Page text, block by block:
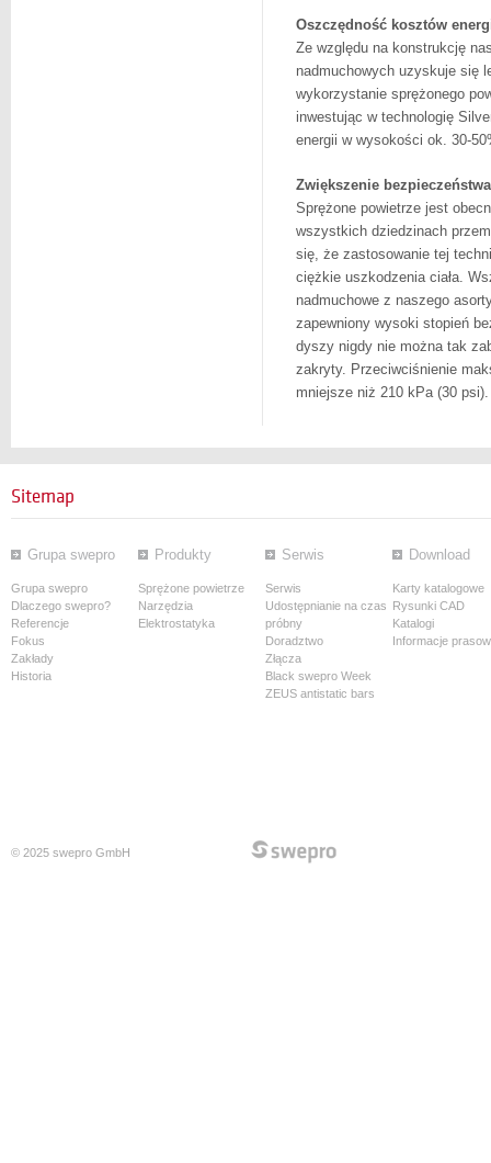
Oszczędność kosztów
Ze względu na konstrukcję
nadmuchowych uzyskuje się
wykorzystanie sprężonego
inwestując w technologię
energii w wysokości ok. 30-
Zwiększenie bezpieczeństwa
Sprężone powietrze jest
wszystkich dziedzinach
się, że zastosowanie tej
ciężkie uszkodzenia ciała.
nadmuchowe z naszego
zapewniony wysoki stopień
dyszy nigdy nie można tak
zakryty. Przeciwciśnienie
mniejsze niż 210 kPa (30 psi).
Sitemap
Grupa swepro
Grupa swepro
Dlaczego swepro?
Referencje
Fokus
Zakłady
Historia
Produkty
Sprężone powietrze
Narzędzia
Elektrostatyka
Serwis
Serwis
Udostępnianie na czas
próbny
Doradztwo
Złącza
Black swepro Week
ZEUS antistatic bars
Download
Karty katalogowe
Rysunki CAD
Katalogi
Informacje
© 2025 swepro GmbH